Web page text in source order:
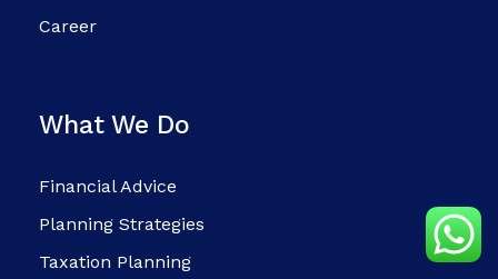
Career
What We Do
Financial Advice
Planning Strategies
Taxation Planning